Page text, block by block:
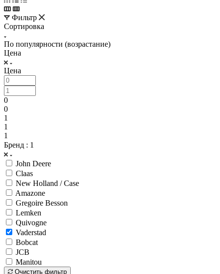
Фильтр
Сортировка
По популярности (возрастание)
Цена
Цена
0
0
1
1
1
Бренд : 1
John Deere
Claas
New Holland / Case
Amazone
Gregoire Besson
Lemken
Quivogne
Vaderstad
Bobcat
JCB
Manitou
Очистить фильтр